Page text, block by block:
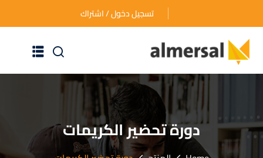
تسجيل دخول / اشتراك
الرئيسية
عن الأكاديمية
دوراتنا التدريبية
دورة تحضير الكريمات